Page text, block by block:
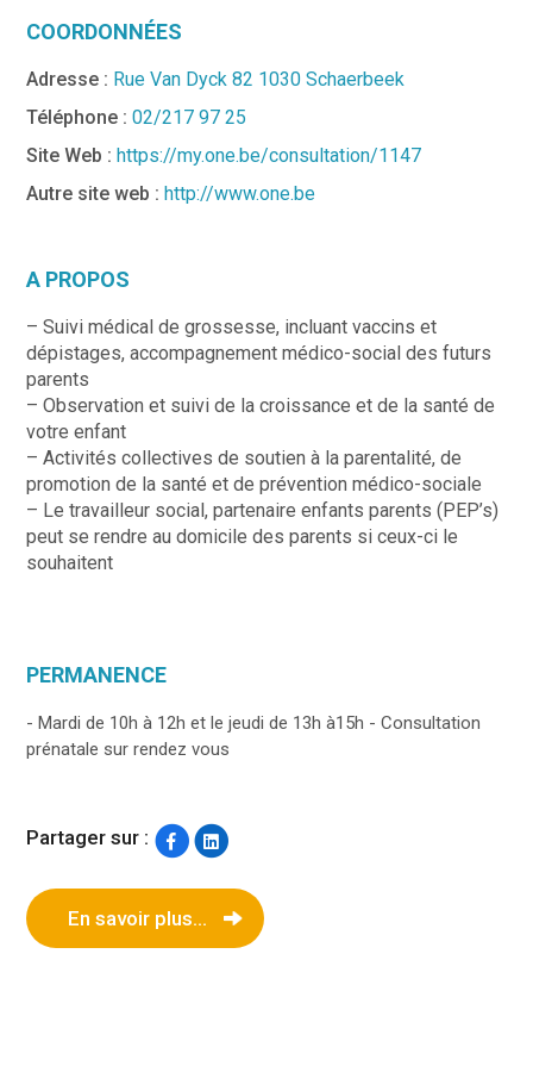
COORDONNÉES
Adresse : Rue Van Dyck 82 1030 Schaerbeek
Téléphone :02/217 97 25
Site Web : https://my.one.be/consultation/1147
Autre site web : http://www.one.be
A PROPOS
– Suivi médical de grossesse, incluant vaccins et
dépistages, accompagnement médico-social des futurs
parents
– Observation et suivi de la croissance et de la santé de
votre enfant
– Activités collectives de soutien à la parentalité, de
promotion de la santé et de prévention médico-sociale
– Le travailleur social, partenaire enfants parents (PEP’s)
peut se rendre au domicile des parents si ceux-ci le
souhaitent
PERMANENCE
- Mardi de 10h à 12h et le jeudi de 13h à15h - Consultation
prénatale sur rendez vous
Partager sur :
En savoir plus...